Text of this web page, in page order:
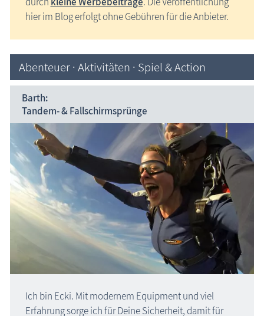
hier im Blog erfolgt ohne Gebühren für die Anbieter.
Abenteuer · Aktivitäten · Spiel & Action
Barth:
Tandem- & Fallschirmsprünge
Ich bin Ecki. Mit modernem Equipment und viel
Erfahrung sorge ich für Deine Sicherheit, damit für